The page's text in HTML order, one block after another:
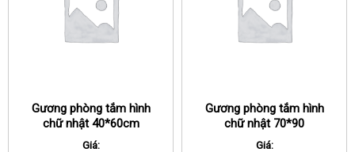
Gương phòng tắm hình
chữ nhật 40*60cm
Giá:
Gương phòng tắm hình
chữ nhật 70*90
Giá: